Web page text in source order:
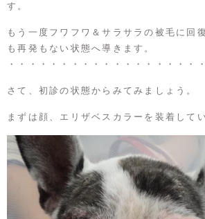
す。
もう一度フワフワ＆サラサラの被毛に回
も再発もない状態へ導きます。
・・・・・・・・・・・・・・・・・・
さて、初診の状態からみてみましょう。
まずは顔、エリザベスカラーを装着して